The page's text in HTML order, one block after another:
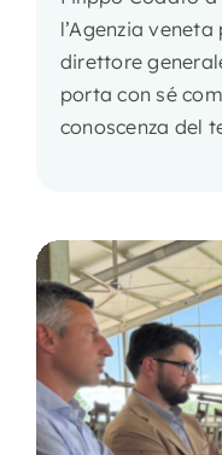
l’Agenzia
direttore
porta con sé
conoscenza del